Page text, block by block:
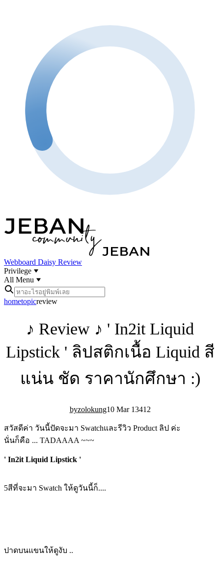
Webboard Daisy Review
Privilege
All Menu
hometopicreview
♪ Review ♪ ' In2it Liquid
Lipstick ' ลิปสติกเนื้อ Liquid สี
แน่น ชัด ราคานักศึกษา :)
zolokung10 Mar 13412
สวัสดีค่า วันนี้ปัดจะมา Swatchและรีวิว Product ลิป ค่ะ
นั่นก็คือ ... TADAAAA ~~~
' In2it Liquid Lipstick '
5สีที่จะมา Swatch ให้ดูวันนี้ก็....
ปาดบนแขนให้ดูงับ ..